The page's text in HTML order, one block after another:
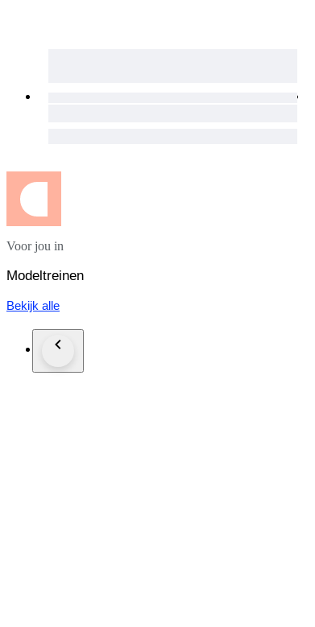
Voor jou in
Modeltreinen
Bekijk alle